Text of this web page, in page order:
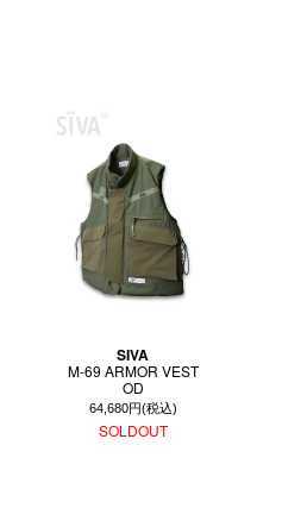
SIVA
M-69 ARMOR VEST
OD
64,680円(税込)
SOLDOUT